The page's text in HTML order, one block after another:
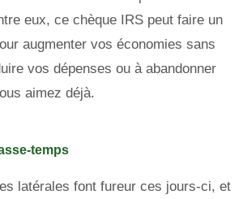
eux, ce chèque IRS peut faire un
augmenter vos économies sans
vos dépenses ou à abandonner
aimez déjà.
temps
latérales font fureur ces jours-ci, et